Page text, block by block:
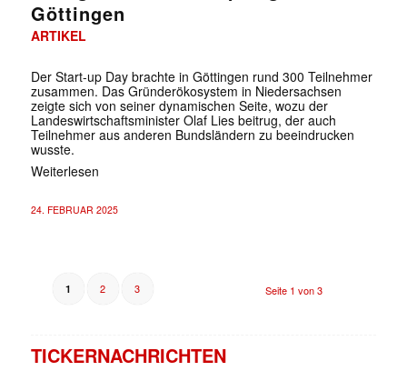
Göttingen
ARTIKEL
Der Start-up Day brachte in Göttingen rund 300 Teilnehmer
zusammen. Das Gründerökosystem in Niedersachsen
zeigte sich von seiner dynamischen Seite, wozu der
Landeswirtschaftsminister Olaf Lies beitrug, der auch
Teilnehmer aus anderen Bundsländern zu beeindrucken
wusste.
Weiterlesen
24. FEBRUAR 2025
Seite 1 von 3
1 2 3
TICKERNACHRICHTEN